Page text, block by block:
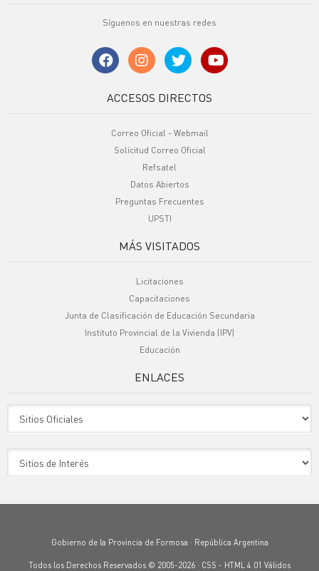
Síguenos en nuestras redes
ACCESOS DIRECTOS
Correo Oficial - Webmail
Solicitud Correo Oficial
Refsatel
Datos Abiertos
Preguntas Frecuentes
UPSTI
MÁS VISITADOS
Licitaciones
Capacitaciones
Junta de Clasificación de Educación Secundaria
Instituto Provincial de la Vivienda (IPV)
Educación
ENLACES
Gobierno de la Provincia de Formosa · República Argentina
Todos los Derechos Reservados © 2005-2026 · CSS - HTML 4.01 Válidos